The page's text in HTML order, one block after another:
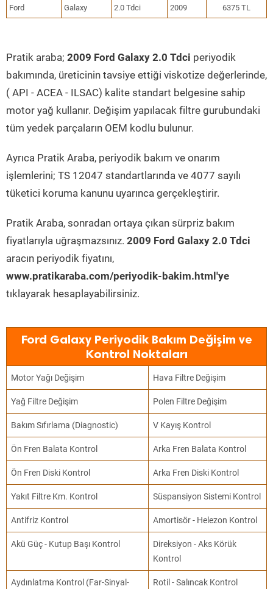
Ford Galaxy 2.0 Tdci 2009 6375 TL
Pratik araba; 2009 Ford Galaxy 2.0 Tdci periyodik
bakımında, üreticinin tavsiye ettiği viskotize değerlerinde,
( API - ACEA - ILSAC) kalite standart belgesine sahip
motor yağ kullanır. Değişim yapılacak filtre gurubundaki
tüm yedek parçaların OEM kodlu bulunur.
Ayrıca Pratik Araba, periyodik bakım ve onarım
işlemlerini; TS 12047 standartlarında ve 4077 sayılı
tüketici koruma kanunu uyarınca gerçekleştirir.
Pratik Araba, sonradan ortaya çıkan sürpriz bakım
fiyatlarıyla uğraşmazsınız. 2009 Ford Galaxy 2.0 Tdci
aracın periyodik fiyatını,
www.pratikaraba.com/periyodik-bakim.html'ye
tıklayarak hesaplayabilirsiniz.
Ford Galaxy Periyodik Bakım Değişim ve
Kontrol Noktaları
Motor Yağı Değişim Hava Filtre Değişim
Yağ Filtre Değişim Polen Filtre Değişim
Bakım Sıfırlama (Diagnostic) V Kayış Kontrol
Ön Fren Balata Kontrol Arka Fren Balata Kontrol
Ön Fren Diski Kontrol Arka Fren Diski Kontrol
Yakıt Filtre Km. Kontrol Süspansiyon Sistemi Kontrol
Antifriz Kontrol Amortisör - Helezon Kontrol
Akü Güç - Kutup Başı Kontrol
Direksiyon - Aks Körük
Kontrol
Aydınlatma Kontrol (Far-Sinyal-
Rotil - Salıncak Kontrol